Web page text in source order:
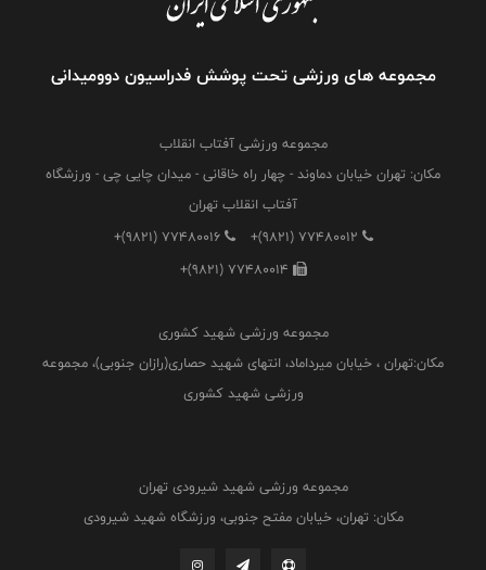
مجموعه های ورزشی تحت پوشش فدراسیون دوومیدانی
مجموعه ورزشی آفتاب انقلاب
مکان: تهران خیابان دماوند - چهار راه خاقانی - میدان چایی چی - ورزشگاه
آفتاب انقلاب تهران
+(9821) 77480012
+(9821) 77480016
+(9821) 77480014
مجموعه ورزشی شهید کشوری
مکان:تهران ، خیابان میرداماد، انتهای شهید حصاری(رازان جنوبی)، مجموعه
ورزشی شهید کشوری
مجموعه ورزشی شهید شیرودی تهران
مکان: تهران، خیابان مفتح جنوبی، ورزشگاه شهید شیرودی